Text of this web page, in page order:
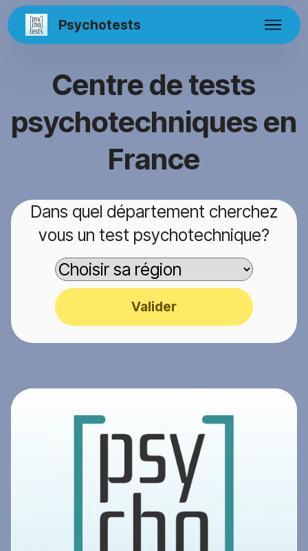
Psychotests
Centre de tests
psychotechniques en
France
Dans quel département cherchez
vous un test psychotechnique?
Valider